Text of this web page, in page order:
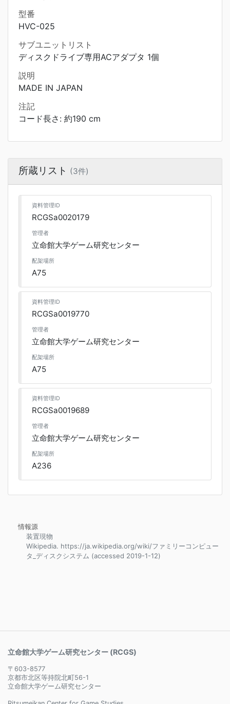
型番
HVC-025
サブユニットリスト
ディスクドライブ専用ACアダプタ 1個
説明
MADE IN JAPAN
注記
コード長さ: 約190 cm
所蔵リスト (3件)
資料管理ID
RCGSa0020179
管理者
立命館大学ゲーム研究センター
配架場所
A75
資料管理ID
RCGSa0019770
管理者
立命館大学ゲーム研究センター
配架場所
A75
資料管理ID
RCGSa0019689
管理者
立命館大学ゲーム研究センター
配架場所
A236
情報源
装置現物
Wikipedia. https://ja.wikipedia.org/wiki/ファミリーコンピュー
タ_ディスクシステム (accessed 2019-1-12)
立命館大学ゲーム研究センター (RCGS)
〒603-8577
京都市北区等持院北町56-1
立命館大学ゲーム研究センター